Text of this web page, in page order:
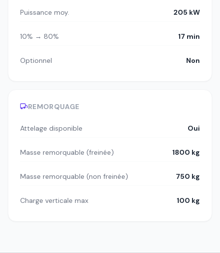
Puissance moy. 205 kW
10% → 80% 17 min
Optionnel Non
REMORQUAGE
Attelage disponible Oui
Masse remorquable (freinée) 1800 kg
Masse remorquable (non freinée) 750 kg
Charge verticale max 100 kg